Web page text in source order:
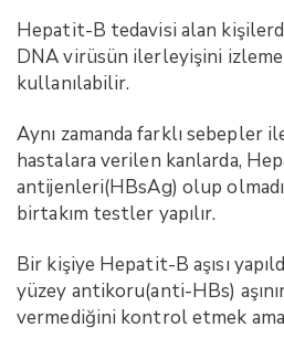
Hepatit-B tedavisi alan
DNA virüsün ilerleyişini
kullanılabilir.
Aynı zamanda farklı sebepler
hastalara verilen kanlarda,
antijenleri(HBsAg) olup
birtakım testler yapılır.
Bir kişiye Hepatit-B aşısı
yüzey antikoru(anti-HBs)
vermediğini kontrol etmek